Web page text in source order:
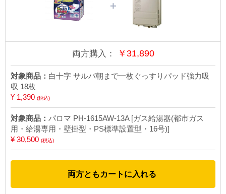
＋
両方購入： ￥ 31,890
対象商品： 白十字 サルバ朝まで一枚ぐっすりパッド強力吸
収 18枚
¥ 1,390 (税込)
対象商品： パロマ PH-1615AW-13A [ガス給湯器(都市ガス
用・給湯専用・壁掛型・PS標準設置型・16号)]
¥ 30,500 (税込)
両方ともカートに入れる